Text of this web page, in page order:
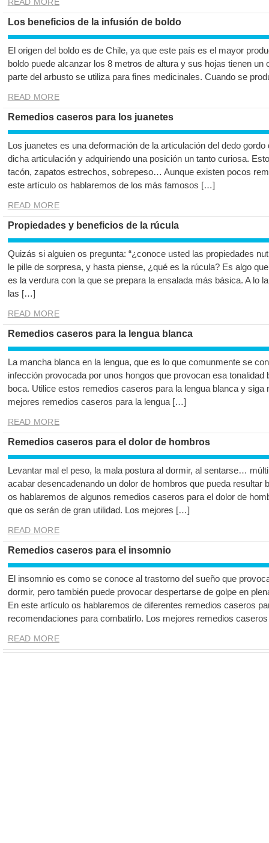
Los beneficios de la infusión de boldo
El origen del boldo es de Chile, ya que este país es el mayor
boldo puede alcanzar los 8 metros de altura y sus hojas tienen un
parte del arbusto se utiliza para fines medicinales. Cuando se
READ MORE
Remedios caseros para los juanetes
Los juanetes es una deformación de la articulación del dedo
dicha articulación y adquiriendo una posición un tanto curiosa.
tacón, zapatos estrechos, sobrepeso… Aunque existen pocos
este artículo os hablaremos de los más famosos […]
READ MORE
Propiedades y beneficios de la rúcula
Quizás si alguien os pregunta: “¿conoce usted las propiedades
le pille de sorpresa, y hasta piense, ¿qué es la rúcula? Es algo
es la verdura con la que se prepara la ensalada más básica. A lo
las […]
READ MORE
Remedios caseros para la lengua blanca
La mancha blanca en la lengua, que es lo que comunmente se
infección provocada por unos hongos que provocan esa tonalidad
boca. Utilice estos remedios caseros para la lengua blanca y
mejores remedios caseros para la lengua […]
READ MORE
Remedios caseros para el dolor de hombros
Levantar mal el peso, la mala postura al dormir, al sentarse…
acabar desencadenando un dolor de hombros que pueda resultar
os hablaremos de algunos remedios caseros para el dolor de
que os serán de gran utilidad. Los mejores […]
READ MORE
Remedios caseros para el insomnio
El insomnio es como se conoce al trastorno del sueño que
dormir, pero también puede provocar despertarse de golpe en
En este artículo os hablaremos de diferentes remedios caseros
recomendaciones para combatirlo. Los mejores remedios
READ MORE